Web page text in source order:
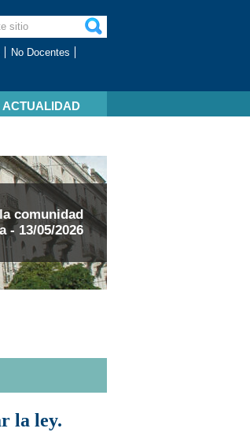
No Docentes
ACTUALIDAD
comunidad
- 13/05/2026
la ley.